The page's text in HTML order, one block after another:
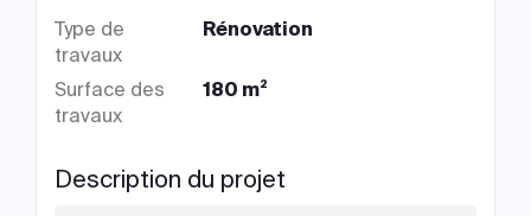
Type de
travaux
Rénovation
Surface des
travaux
180 m²
Description du projet